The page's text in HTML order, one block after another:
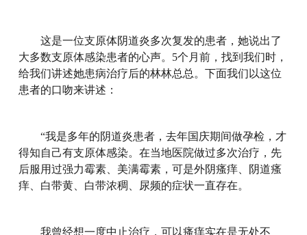
这是一位支原体阴道炎多次复发的患者，她说出了
大多数支原体感染患者的心声。5个月前，找到我们时，
给我们讲述她患病治疗后的林林总总。下面我们以这位
患者的口吻来讲述：
“我是多年的阴道炎患者，去年国庆期间做孕检，才
得知自己有支原体感染。在当地医院做过多次治疗，先
后服用过强力霉素、美满霉素，可是外阴瘙痒、阴道瘙
痒、白带黄、白带浓稠、尿频的症状一直存在。
我曾经想一度中止治疗，可以瘙痒实在是无处不